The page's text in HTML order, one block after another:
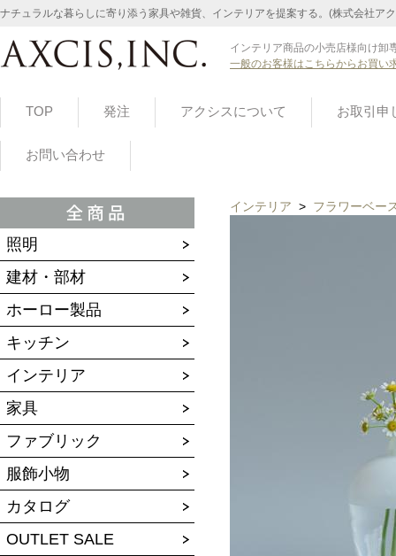
ナチュラルな暮らしに寄り添う家具や雑貨、インテリアを提案する。(株式会社ア
インテリア商品の小売店様向け卸
一般のお客様はこちらからお買い
TOP 発注 アクシスについて お取引申
お問い合わせ
照明
建材・部材
ホーロー製品
キッチン
インテリア
家具
ファブリック
服飾小物
カタログ
OUTLET SALE
インテリア > フラワーベー